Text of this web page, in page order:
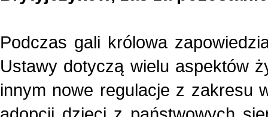
Podczas gali królowa
Ustawy dotyczą wielu aspektów
innym nowe regulacje z zakresu